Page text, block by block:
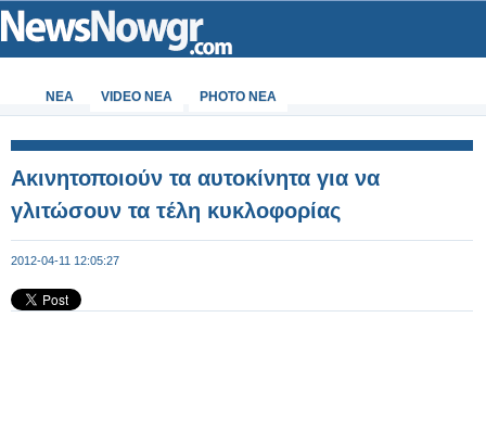
ΝΕΑ VIDEO NEA PHOTO NEA
Ακινητοποιούν τα αυτοκίνητα για να
γλιτώσουν τα τέλη κυκλοφορίας
2012-04-11 12:05:27